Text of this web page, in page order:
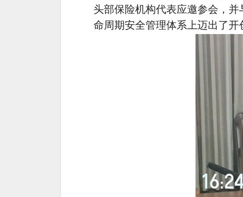
头部保险机构代表应邀参会，
命周期安全管理体系上迈出了开